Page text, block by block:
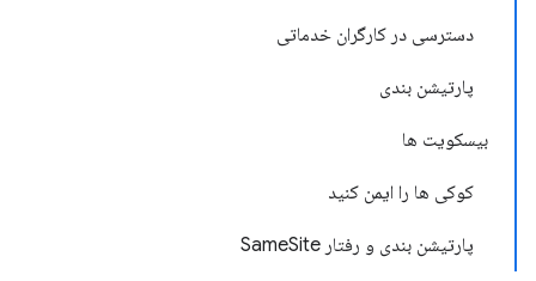
دسترسی در کارگران خدماتی
پارتیشن بندی
بیسکویت ها
کوکی ها را ایمن کنید
پارتیشن بندی و رفتار SameSite